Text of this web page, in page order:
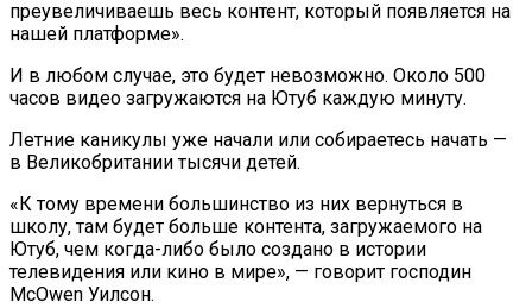
преувеличиваешь весь контент, который появляется на
нашей платформе».
И в любом случае, это будет невозможно. Около 500
часов видео загружаются на Ютуб каждую минуту.
Летние каникулы уже начали или собираетесь начать —
в Великобритании тысячи детей.
«К тому времени большинство из них вернуться в
школу, там будет больше контента, загружаемого на
Ютуб, чем когда-либо было создано в истории
телевидения или кино в мире», — говорит господин
McOwen Уилсон.